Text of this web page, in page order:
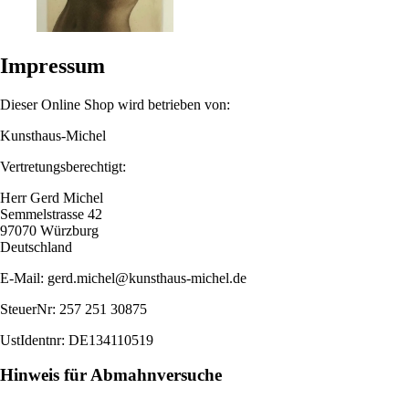
Impressum
Dieser Online Shop wird betrieben von:
Kunsthaus-Michel
Vertretungsberechtigt:
Herr Gerd Michel
Semmelstrasse 42
97070 Würzburg
Deutschland
E-Mail: gerd.michel@kunsthaus-michel.de
SteuerNr: 257 251 30875
UstIdentnr: DE134110519
Hinweis für Abmahnversuche